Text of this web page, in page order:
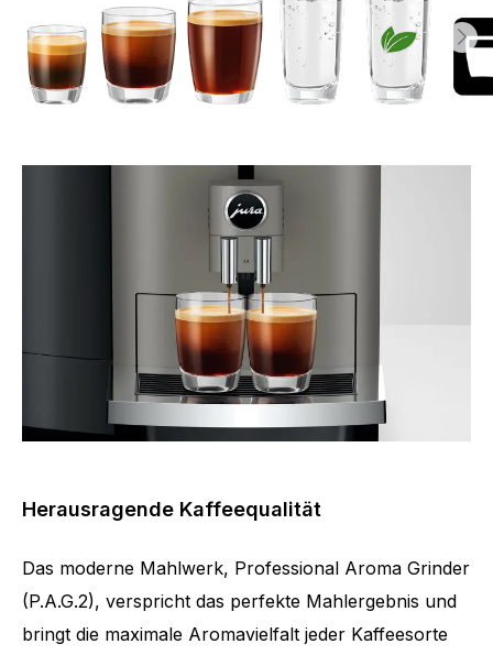
Herausragende Kaffeequalität
Das moderne Mahlwerk, Professional Aroma Grinder
(P.A.G.2), verspricht das perfekte Mahlergebnis und
bringt die maximale Aromavielfalt jeder Kaffeesorte